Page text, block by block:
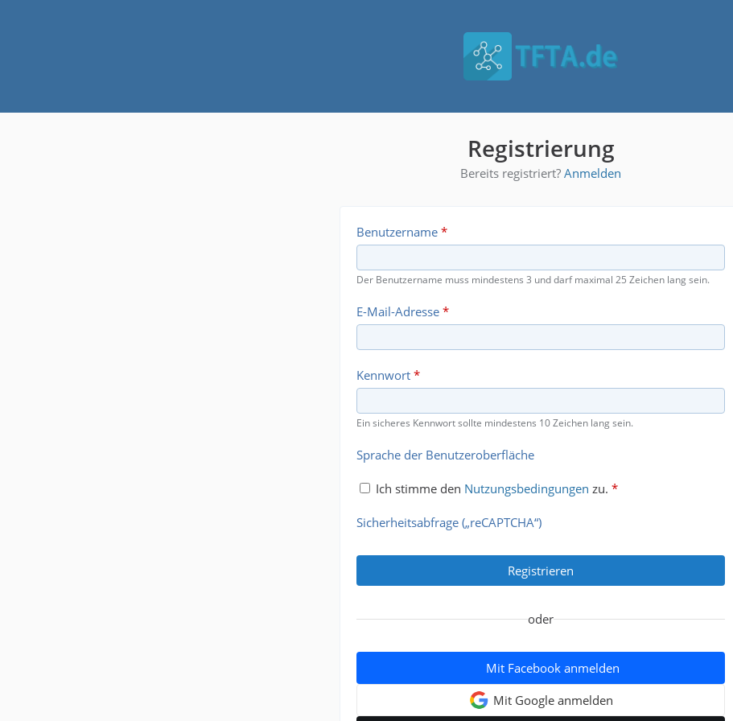
Registrierung
Bereits registriert? Anmelden
Benutzername *
Der Benutzername muss mindestens 3 und darf maximal 25 Zeichen lang sein.
E-Mail-Adresse *
Kennwort *
Ein sicheres Kennwort sollte mindestens 10 Zeichen lang sein.
Sprache der Benutzeroberfläche
Ich stimme den Nutzungsbedingungen zu. *
Sicherheitsabfrage („reCAPTCHA“)
oder
Mit Facebook anmelden
Mit Google anmelden